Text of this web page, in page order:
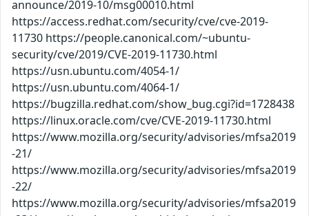
announce/2019-10/msg00010.html
https://access.redhat.com/security/cve/cve-2019-
11730 https://people.canonical.com/~ubuntu-
security/cve/2019/CVE-2019-11730.html
https://usn.ubuntu.com/4054-1/
https://usn.ubuntu.com/4064-1/
https://bugzilla.redhat.com/show_bug.cgi?id=1728438
https://linux.oracle.com/cve/CVE-2019-11730.html
https://www.mozilla.org/security/advisories/mfsa2019
-21/
https://www.mozilla.org/security/advisories/mfsa2019
-22/
https://www.mozilla.org/security/advisories/mfsa2019